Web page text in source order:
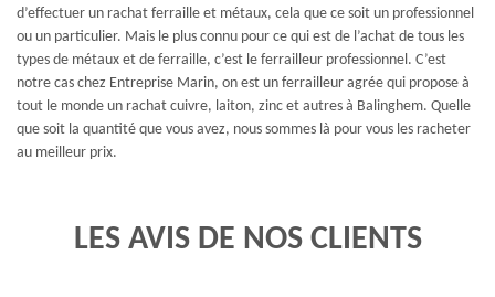
d’effectuer un rachat ferraille et métaux, cela que ce soit un professionnel
ou un particulier. Mais le plus connu pour ce qui est de l’achat de tous les
types de métaux et de ferraille, c’est le ferrailleur professionnel. C’est
notre cas chez Entreprise Marin, on est un ferrailleur agrée qui propose à
tout le monde un rachat cuivre, laiton, zinc et autres à Balinghem. Quelle
que soit la quantité que vous avez, nous sommes là pour vous les racheter
au meilleur prix.
LES AVIS DE NOS CLIENTS